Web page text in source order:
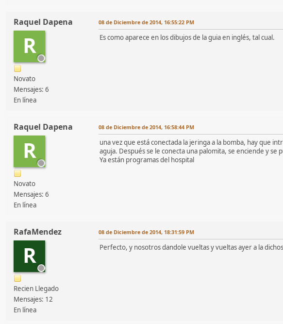
Raquel Dapena
R
Novato
Mensajes: 6
En línea
08 de Diciembre de 2014, 16:55:22 PM
Es como aparece en los dibujos de la guia en inglés, tal cual.
Raquel Dapena
R
Novato
Mensajes: 6
En línea
08 de Diciembre de 2014, 16:58:44 PM
una vez que está conectada la jeringa a la bomba, hay que
aguja. Después se le conecta una palomita, se enciende y se
Ya están programas del hospital
RafaMendez
R
Recien Llegado
Mensajes: 12
En línea
08 de Diciembre de 2014, 18:31:59 PM
Perfecto, y nosotros dandole vueltas y vueltas ayer a la